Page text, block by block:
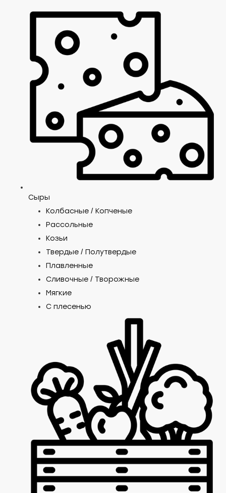
Сыры
Колбасные / Копченые
Рассольные
Козьи
Твердые / Полутвердые
Плавленные
Сливочные / Творожные
Мягкие
С плесенью